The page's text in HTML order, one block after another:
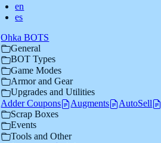
en
es
Ohka BOTS
General
BOT Types
Game Modes
Armor and Gear
Upgrades and Utilities
Adder Coupons
Augments AutoSell
Scrap Boxes
Events
Tools and Other